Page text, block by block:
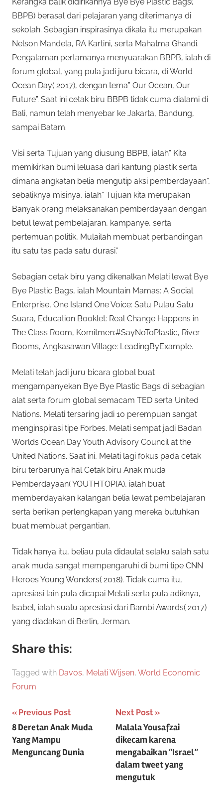
BBPB) berasal dari pelajaran yang diterimanya di
sekolah. Sebagian inspirasinya dikala itu merupakan
Nelson Mandela, RA Kartini, serta Mahatma Ghandi.
Pengalaman pertamanya menyuarakan BBPB, ialah di
forum global, yang pula jadi juru bicara, di World
Ocean Day( 2017), dengan tema” Our Ocean, Our
Future”. Saat ini cetak biru BBPB tidak cuma dialami di
Bali, namun telah menyebar ke Jakarta, Bandung,
sampai Batam.
Visi serta Tujuan yang diusung BBPB, ialah” Kita
memikirkan bumi leluasa dari kantung plastik serta
dimana angkatan belia mengutip aksi pemberdayaan”,
sebaliknya misinya, ialah” Tujuan kita merupakan
Banyak orang melaksanakan pemberdayaan dengan
betul lewat pembelajaran, kampanye, serta
pertemuan politik, Mulailah membuat perbandingan
itu satu tas pada satu durasi.”
Sebagian cetak biru yang dikenalkan Melati lewat Bye
Bye Plastic Bags, ialah Mountain Mamas: A Social
Enterprise, One Island One Voice: Satu Pulau Satu
Suara, Education Booklet: Real Change Happens in
The Class Room, Komitmen:#SayNoToPlastic, River
Booms, Angkasawan Village: LeadingByExample.
Melati telah jadi juru bicara global buat
mengampanyekan Bye Bye Plastic Bags di sebagian
alat serta forum global semacam TED serta United
Nations. Melati tersaring jadi 10 perempuan sangat
menginspirasi tipe Forbes. Melati sempat jadi Badan
Worlds Ocean Day Youth Advisory Council at the
United Nations. Saat ini, Melati lagi fokus pada cetak
biru terbarunya hal Cetak biru Anak muda
Pemberdayaan( YOUTHTOPIA), ialah buat
memberdayakan kalangan belia lewat pembelajaran
serta berikan perlengkapan yang mereka butuhkan
buat membuat pergantian.
Tidak hanya itu, beliau pula didaulat selaku salah satu
anak muda sangat mempengaruhi di bumi tipe CNN
Heroes Young Wonders( 2018). Tidak cuma itu,
apresiasi lain pula dicapai Melati serta pula adiknya,
Isabel, ialah suatu apresiasi dari Bambi Awards( 2017)
yang diadakan di Berlin, Jerman.
Share this:
Tagged with Davos, Melati Wijsen, World Economic
Forum
Post
navigation
Previous Post
8 Deretan Anak Muda
Yang Mampu
Menguncang Dunia
Next Post
Malala Yousafzai
dikecam karena
mengabaikan “Israel”
dalam tweet yang
mengutuk